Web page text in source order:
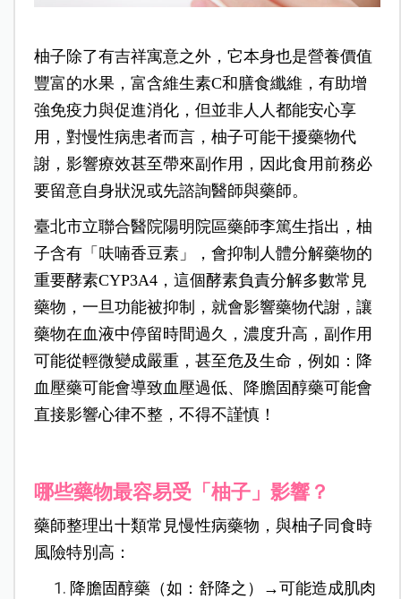
柚子除了有吉祥寓意之外，它本身也是營養價值
豐富的水果，富含維生素C和膳食纖維，有助增
強免疫力與促進消化，但並非人人都能安心享
用，對慢性病患者而言，柚子可能干擾藥物代
謝，影響療效甚至帶來副作用，因此食用前務必
要留意自身狀況或先諮詢醫師與藥師。
臺北市立聯合醫院陽明院區藥師李篤生指出，柚
子含有「呋喃香豆素」，會抑制人體分解藥物的
重要酵素CYP3A4，這個酵素負責分解多數常見
藥物，一旦功能被抑制，就會影響藥物代謝，讓
藥物在血液中停留時間過久，濃度升高，副作用
可能從輕微變成嚴重，甚至危及生命，例如：降
血壓藥可能會導致血壓過低、降膽固醇藥可能會
直接影響心律不整，不得不謹慎！
哪些藥物最容易受「柚子」影響？
藥師整理出十類常見慢性病藥物，與柚子同食時
風險特別高：
降膽固醇藥（如：舒降之）→可能造成肌肉